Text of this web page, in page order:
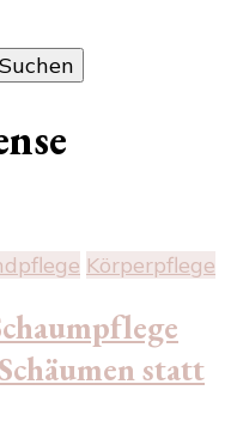
Körperpflege
statt